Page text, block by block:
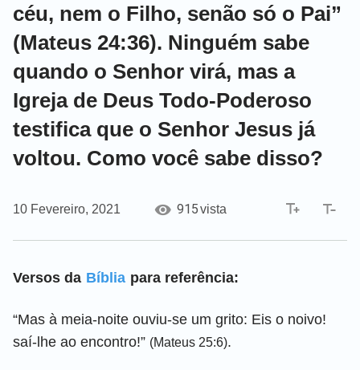
céu, nem o Filho, senão só o Pai”
(Mateus 24:36). Ninguém sabe
quando o Senhor virá, mas a
Igreja de Deus Todo-Poderoso
testifica que o Senhor Jesus já
voltou. Como você sabe disso?
10 Fevereiro, 2021 915vista
Versos da Bíblia para referência:
“Mas à meia-noite ouviu-se um grito: Eis o noivo!
saí-lhe ao encontro!” (Mateus 25:6).